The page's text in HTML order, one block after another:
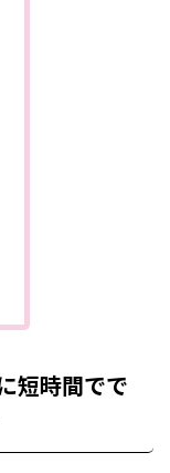
短時間でで